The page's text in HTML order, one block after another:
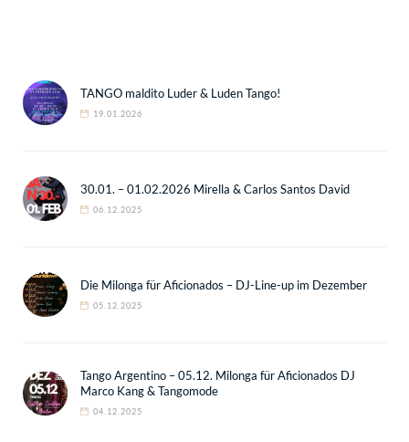
TANGO maldito Luder & Luden Tango!
19.01.2026
30.01. – 01.02.2026 Mirella & Carlos Santos David
06.12.2025
Die Milonga für Aficionados – DJ-Line-up im Dezember
05.12.2025
Tango Argentino – 05.12. Milonga für Aficionados DJ
Marco Kang & Tangomode
04.12.2025